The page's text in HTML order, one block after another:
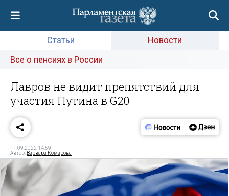
Статьи
Новости
Все о пенсиях в России
Лавров не видит препятствий для
участия Путина в G20
11.09.2022 14:59
Автор: Варвара Комарова